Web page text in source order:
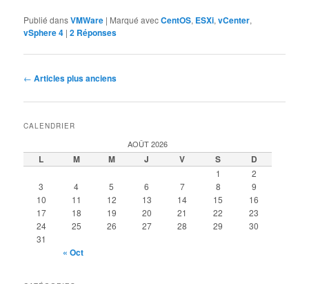
Publié dansVMWare | Marqué avecCentOS, ESXi,vCenter,
vSphere 4 |2 Réponses
Navigation
articles
← Articles plus anciens
CALENDRIER
AOÛT 2026
L M M J V S D
1
2
3
4 5 6 7 8
9
10
11 12 13 14 15
16
17
18 19 20 21 22
23
24
25 26 27 28 29
30
31
« Oct